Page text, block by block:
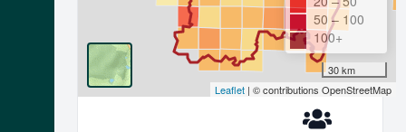
50 – 100
100+
30 km
Leaflet | © contributions OpenStreetMap